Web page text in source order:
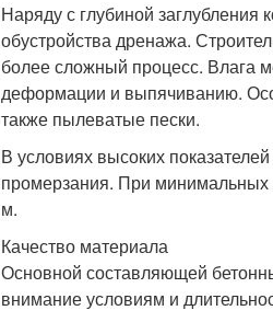
Наряду с глубиной заглубления
обустройства дренажа.
более сложный процесс. Влага
деформации и выпячиванию.
также пылеватые пески.
В условиях высоких
промерзания. При минимальных
м.
Качество материала
Основной составляющей
внимание условиям и